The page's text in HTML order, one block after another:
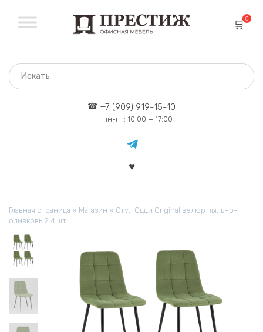
содержанию
0
+7 (909) 919-15-10
пн-пт: 10:00 — 17:00
Главная страница » Магазин » Стул Одди Original велюр пыльно-
оливковый 4 шт.